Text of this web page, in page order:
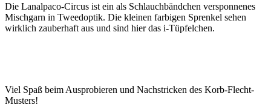
Die Lanalpaco-Circus ist ein als Schlauchbändchen versponnenes
Mischgarn in Tweedoptik. Die kleinen farbigen Sprenkel sehen
wirklich zauberhaft aus und sind hier das i-Tüpfelchen.
Viel Spaß beim Ausprobieren und Nachstricken des Korb-Flecht-
Musters!